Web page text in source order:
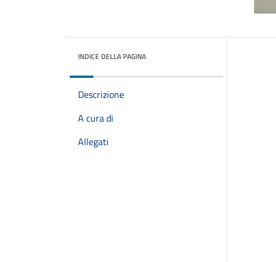
INDICE DELLA PAGINA
Descrizione
A cura di
Allegati